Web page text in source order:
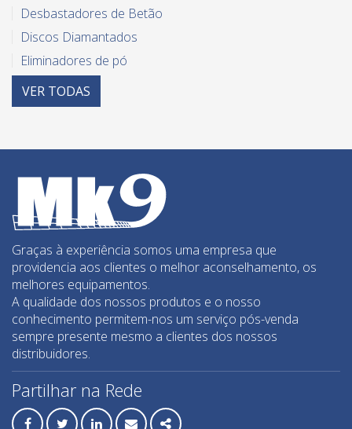
Desbastadores de Betão
Discos Diamantados
Eliminadores de pó
Equipamento diverso para azulejo
Guilhotinas
Lixadeiras paredes e tetos
Máquina de Roços
Máquinas de corte elétricas
Máquinas de corte Manual
Máquinas de preparação pisos
Medição / Detectores
Misturadores
Mós de desbaste
Movimentação de azulejo
Perfilagem de topos
RLS - Niveladores azulejo
Sistemas de elevação
VER TODAS
Graças à experiência somos uma empresa que
providencia aos clientes o melhor aconselhamento, os
melhores equipamentos.
A qualidade dos nossos produtos e o nosso
conhecimento permitem-nos um serviço pós-venda
sempre presente mesmo a clientes dos nossos
distribuidores.
Partilhar na Rede
FacebookTwitterLinkedinEmail Share